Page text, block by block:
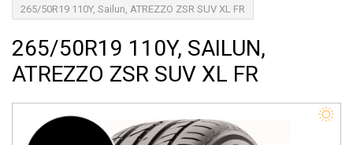
265/50R19 110Y, Sailun, ATREZZO ZSR SUV XL FR
265/50R19 110Y, SAILUN,
ATREZZO ZSR SUV XL FR